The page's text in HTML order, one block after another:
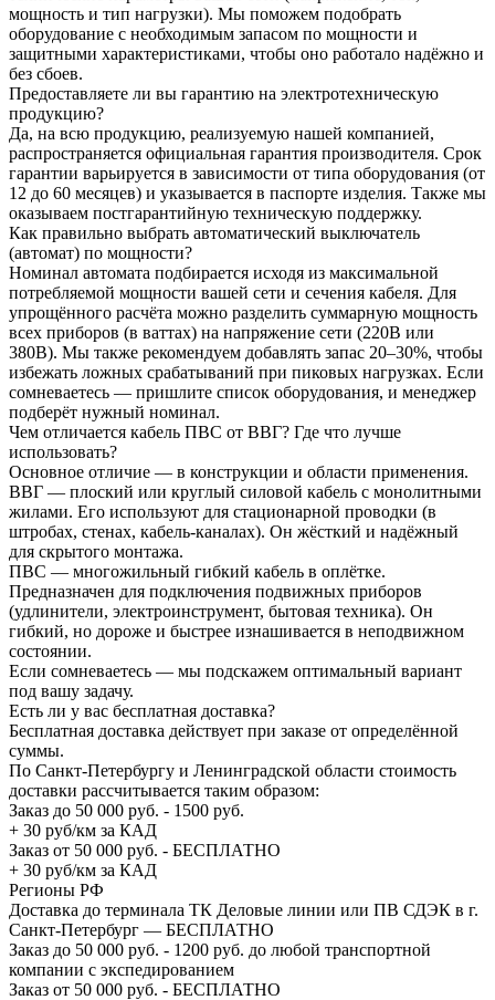
мощность и тип нагрузки). Мы поможем подобрать
оборудование с необходимым запасом по мощности и
защитными характеристиками, чтобы оно работало надёжно и
без сбоев.
Предоставляете ли вы гарантию на электротехническую
продукцию?
Да, на всю продукцию, реализуемую нашей компанией,
распространяется официальная гарантия производителя. Срок
гарантии варьируется в зависимости от типа оборудования (от
12 до 60 месяцев) и указывается в паспорте изделия. Также мы
оказываем постгарантийную техническую поддержку.
Как правильно выбрать автоматический выключатель
(автомат) по мощности?
Номинал автомата подбирается исходя из максимальной
потребляемой мощности вашей сети и сечения кабеля. Для
упрощённого расчёта можно разделить суммарную мощность
всех приборов (в ваттах) на напряжение сети (220В или
380В). Мы также рекомендуем добавлять запас 20–30%, чтобы
избежать ложных срабатываний при пиковых нагрузках. Если
сомневаетесь — пришлите список оборудования, и менеджер
подберёт нужный номинал.
Чем отличается кабель ПВС от ВВГ? Где что лучше
использовать?
Основное отличие — в конструкции и области применения.
ВВГ — плоский или круглый силовой кабель с монолитными
жилами. Его используют для стационарной проводки (в
штробах, стенах, кабель-каналах). Он жёсткий и надёжный
для скрытого монтажа.
ПВС — многожильный гибкий кабель в оплётке.
Предназначен для подключения подвижных приборов
(удлинители, электроинструмент, бытовая техника). Он
гибкий, но дороже и быстрее изнашивается в неподвижном
состоянии.
Если сомневаетесь — мы подскажем оптимальный вариант
под вашу задачу.
Есть ли у вас бесплатная доставка?
Бесплатная доставка действует при заказе от определённой
суммы.
По Санкт-Петербургу и Ленинградской области стоимость
доставки рассчитывается таким образом:
Заказ до 50 000 руб. - 1500 руб.
+ 30 руб/км за КАД
Заказ от 50 000 руб. - БЕСПЛАТНО
+ 30 руб/км за КАД
Регионы РФ
Доставка до терминала ТК Деловые линии или ПВ СДЭК в г.
Санкт-Петербург — БЕСПЛАТНО
Заказ до 50 000 руб. - 1200 руб. до любой транспортной
компании с экспедированием
Заказ от 50 000 руб. - БЕСПЛАТНО